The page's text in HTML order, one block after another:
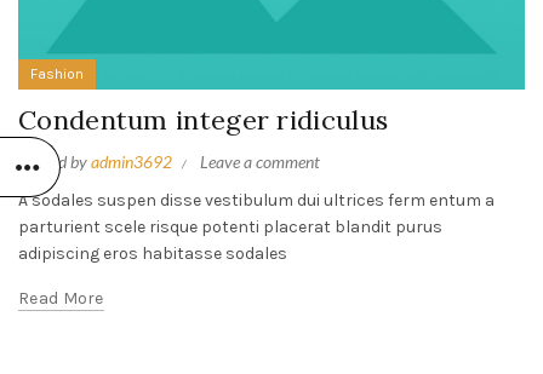
Fashion
Condentum integer ridiculus
Posted byadmin3692
Leave a comment
A sodales suspen disse vestibulum dui ultrices ferm entum a
parturient scele risque potenti placerat blandit purus
adipiscing eros habitasse sodales
Read More